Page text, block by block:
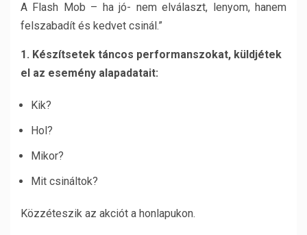
A Flash Mob – ha jó- nem elválaszt, lenyom, hanem
felszabadít és kedvet csinál.”
1. Készítsetek táncos performanszokat, küldjétek
el az esemény alapadatait:
Kik?
Hol?
Mikor?
Mit csináltok?
Közzéteszik az akciót a honlapukon.